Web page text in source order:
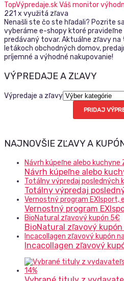
TopVýpredaje.sk Váš monitor
221 x využitá zľava
Nenašli ste čo ste hľadali? Pozrite
vyberáme e-shopy ktoré pravideľne
predávaný tovar. Aktuálne zľavy
letákoch obchodných domov,
príjemné a výhodné nakupovanie!
VÝPREDAJE A ZĽAVY
Výpredaje a zľavy
PRIDAJ
NAJNOVŠIE ZĽAVY A
Návrh kúpeľne alebo kuchyne
Návrh kúpeľne alebo
Totálny výpredaj posledných
Totálny výpredaj
Vernostný program EXIsport,
Vernostný program
BioNatural zľavový kupón 5€
BioNatural zľavový
Incacollagen zľavový kupón
Incacollagen zľavový